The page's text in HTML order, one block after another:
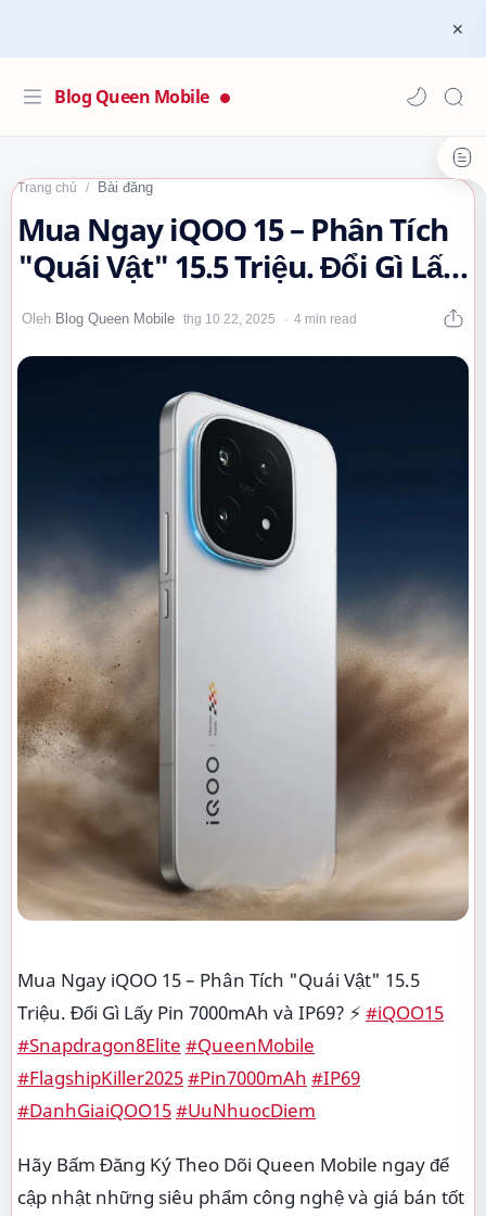
Blog Queen Mobile
Trang chủ Bài đăng
Mua Ngay iQOO 15 – Phân Tích
"Quái Vật" 15.5 Triệu. Đổi Gì Lấy
Pin 7000mAh và IP69?…4 min read
Mua Ngay iQOO 15 – Phân Tích "Quái Vật" 15.5
Triệu. Đổi Gì Lấy Pin 7000mAh và IP69? ⚡ #iQOO15
#Snapdragon8Elite #QueenMobile
#FlagshipKiller2025#Pin7000mAh #IP69
#DanhGiaiQOO15#UuNhuocDiem
Hãy Bấm Đăng Ký Theo Dõi Queen Mobile ngay để
cập nhật những siêu phẩm công nghệ và giá bán tốt